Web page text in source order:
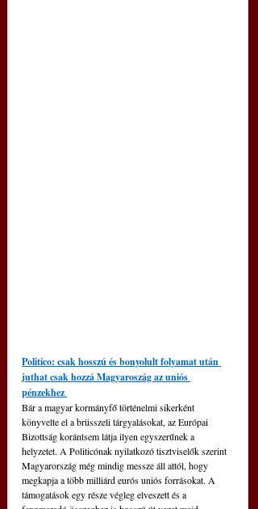
Politico: csak hosszú és bonyolult folyamat után
juthat csak hozzá Magyaroszág az uniós
pénzekhez
Bár a magyar kormányfő történelmi sikerként
könyvelte el a brüsszeli tárgyalásokat, az Európai
Bizottság korántsem látja ilyen egyszerűnek a
helyzetet. A Politicónak nyilatkozó tisztviselők szerint
Magyarország még mindig messze áll attól, hogy
megkapja a több milliárd eurós uniós forrásokat. A
támogatások egy része végleg elveszett és a